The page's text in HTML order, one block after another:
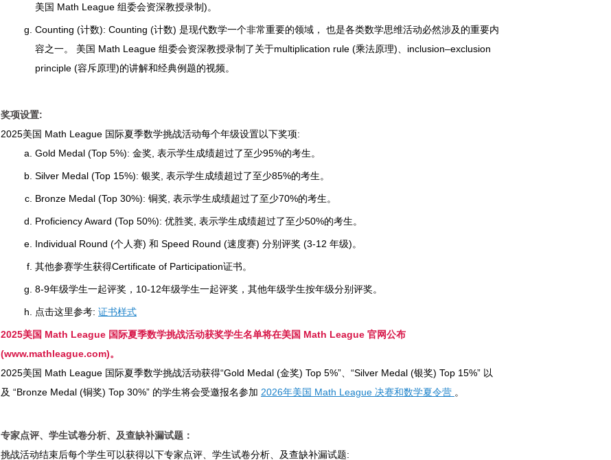
美国 Math League 组委会资深教授录制)。
Counting (计数): Counting (计数) 是现代数学一个非常重要的领域， 也是各类数学思维活动必然涉及的重要内
容之一。 美国 Math League 组委会资深教授录制了关于multiplication rule (乘法原理)、inclusion–exclusion
principle (容斥原理)的讲解和经典例题的视频。
奖项设置:
2025美国 Math League 国际夏季数学挑战活动每个年级设置以下奖项:
Gold Medal (Top 5%): 金奖, 表示学生成绩超过了至少95%的考生。
Silver Medal (Top 15%): 银奖, 表示学生成绩超过了至少85%的考生。
Bronze Medal (Top 30%): 铜奖, 表示学生成绩超过了至少70%的考生。
Proficiency Award (Top 50%): 优胜奖, 表示学生成绩超过了至少50%的考生。
Individual Round (个人赛) 和 Speed Round (速度赛) 分别评奖 (3-12 年级)。
其他参赛学生获得Certificate of Participation证书。
8-9年级学生一起评奖，10-12年级学生一起评奖，其他年级学生按年级分别评奖。
点击这里参考: 证书样式
2025美国 Math League 国际夏季数学挑战活动获奖学生名单将在美国 Math League 官网公布
(www.mathleague.com)。
2025美国 Math League 国际夏季数学挑战活动获得“Gold Medal (金奖) Top 5%”、“Silver Medal (银奖) Top 15%” 以
及 “Bronze Medal (铜奖) Top 30%” 的学生将会受邀报名参加 2026年美国 Math League 决赛和数学夏令营 。
专家点评、学生试卷分析、及查缺补漏试题：
挑战活动结束后每个学生可以获得以下专家点评、学生试卷分析、及查缺补漏试题: